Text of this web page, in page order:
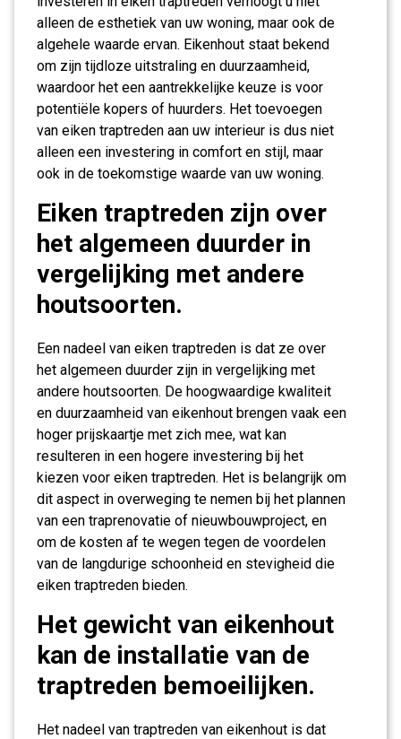
alleen de esthetiek van uw woning, maar ook de
algehele waarde ervan. Eikenhout staat bekend
om zijn tijdloze uitstraling en duurzaamheid,
waardoor het een aantrekkelijke keuze is voor
potentiële kopers of huurders. Het toevoegen
van eiken traptreden aan uw interieur is dus niet
alleen een investering in comfort en stijl, maar
ook in de toekomstige waarde van uw woning.
Eiken traptreden zijn over
het algemeen duurder in
vergelijking met andere
houtsoorten.
Een nadeel van eiken traptreden is dat ze over
het algemeen duurder zijn in vergelijking met
andere houtsoorten. De hoogwaardige kwaliteit
en duurzaamheid van eikenhout brengen vaak een
hoger prijskaartje met zich mee, wat kan
resulteren in een hogere investering bij het
kiezen voor eiken traptreden. Het is belangrijk om
dit aspect in overweging te nemen bij het plannen
van een traprenovatie of nieuwbouwproject, en
om de kosten af te wegen tegen de voordelen
van de langdurige schoonheid en stevigheid die
eiken traptreden bieden.
Het gewicht van eikenhout
kan de installatie van de
traptreden bemoeilijken.
Het nadeel van traptreden van eikenhout is dat